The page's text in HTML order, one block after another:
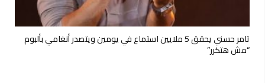
تامر حسني يحقق 5 ملايين استماع في يومين ويتصدر أنغامي بألبوم
“مش هتكرر”